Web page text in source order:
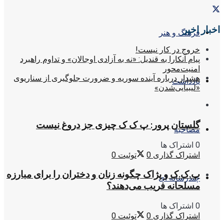
فرهنگ و هنر
یادداشت
مصاحبه
چندرسانه ای
اخبار اخیر
خروج در کار نیست!
پیام آنکارا به قندیل: «نه به آزادی اوجالان» و تداوم راهبرد
امنیت‌محور
هشدار درباره آینده سوریه و ضرورت جلوگیری از سناریوی
«لیبیایی‌شدن»
گلستان پرور: پ ک ک چیزی جز دروغ نیست
0 اشتراک ها
اشتراک گذاری 0 توئیت 0
پ.ک.ک و پژاک چگونه زنان و دختران را برای مبارزه
مسلحانه فریب می‌دهند؟
0 اشتراک ها
اشتراک گذاری 0 توئیت 0